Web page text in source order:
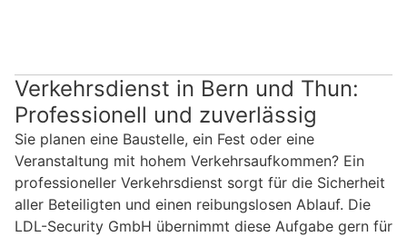
Verkehrsdienst in Bern und Thun:
Professionell und zuverlässig
Sie planen eine Baustelle, ein Fest oder eine
Veranstaltung mit hohem Verkehrsaufkommen? Ein
professioneller Verkehrsdienst sorgt für die Sicherheit
aller Beteiligten und einen reibungslosen Ablauf. Die
LDL-Security GmbH übernimmt diese Aufgabe gern für